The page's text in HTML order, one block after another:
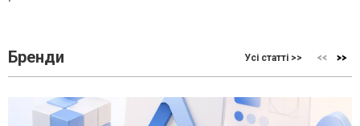
Бренди Усі статті >>